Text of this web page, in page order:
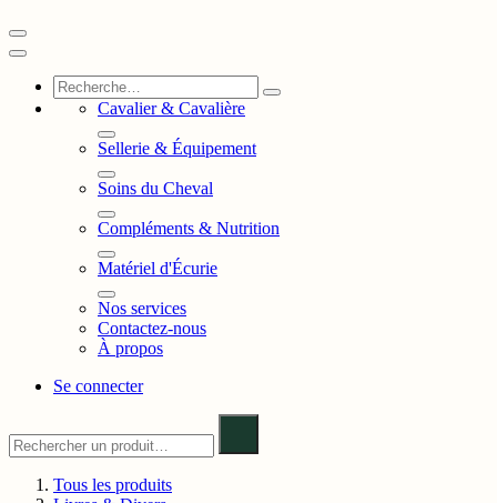
Cavalier & Cavalière
Sellerie & Équipement
Soins du Cheval
Compléments & Nutrition
Matériel d'Écurie
Nos services
Contactez-nous
À propos
Se connecter
Tous les produits